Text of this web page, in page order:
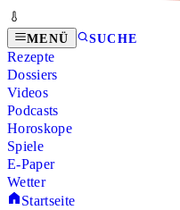
MENÜ SUCHE
Rezepte
Dossiers
Videos
Podcasts
Horoskope
Spiele
E-Paper
Wetter
Startseite